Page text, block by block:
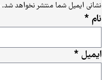
نشانی ایمیل شما منتشر نخواهد شد.
نام *
ایمیل *